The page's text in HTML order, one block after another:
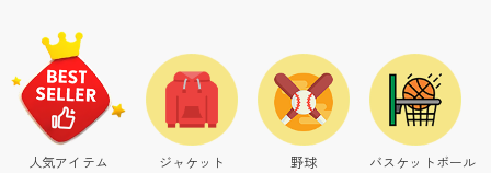
人気アイテム ジャケット 野球 バスケットボール